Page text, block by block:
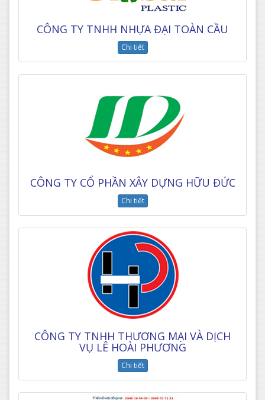
CÔNG TY TNHH NHỰA ĐẠI TOÀN CẦU
Chi tiết
CÔNG TY CỔ PHẦN XÂY DỰNG HỮU ĐỨC
Chi tiết
CÔNG TY TNHH THƯƠNG MẠI VÀ DỊCH
VỤ LÊ HOÀI PHƯƠNG
Chi tiết